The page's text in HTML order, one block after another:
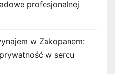
profesjonalnej
w Zakopanem:
w sercu